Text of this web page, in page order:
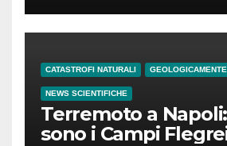
CATASTROFI NATURALI GEOLOGICAMENTE
NEWS SCIENTIFICHE
Terremoto a
sono i Campi